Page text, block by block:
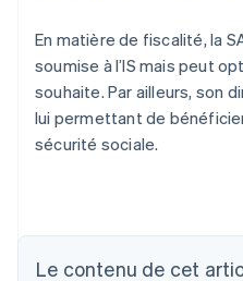
En matière de fiscalité, la
soumise à l’IS mais peut
souhaite. Par ailleurs, son
lui permettant de
sécurité sociale.
Le contenu de cet
DeutschEnglish